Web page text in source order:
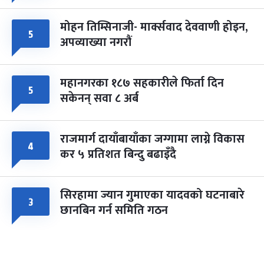
५ मोहन तिम्सिनाजी- मार्क्सवाद देववाणी होइन,
अपव्याख्या नगरौं
५ महानगरका १८७ सहकारीले फिर्ता दिन
सकेनन् सवा ८ अर्ब
४ राजमार्ग दायाँबायाँका जग्गामा लाग्ने विकास
कर ५ प्रतिशत बिन्दु बढाइँदै
३ सिरहामा ज्यान गुमाएका यादवको घटनाबारे
छानबिन गर्न समिति गठन